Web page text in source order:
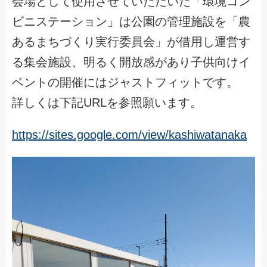
ビニステーション」は公園の管理施設を「農
あるまちづくり実行委員会」が借用し運営す
る集会施設、明るく開放感があり子供向けイ
ベントの開催にはジャストフィットです。
詳しくは下記URLを参照願います。
https://sites.google.com/view/kashiwatanaka